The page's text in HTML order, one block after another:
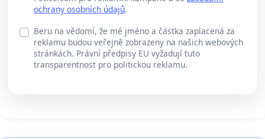
ochrany osobních údajů.
Beru na vědomí, že mé jméno a částka zaplacená za
reklamu budou veřejně zobrazeny na našich webových
stránkách. Právní předpisy EU vyžadují tuto
transparentnost pro politickou reklamu.